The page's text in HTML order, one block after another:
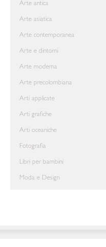
Arte antica
Arte asiatica
Arte contemporanea
Arte e dintorni
Arte moderna
Arte precolombiana
Arti applicate
Arti grafiche
Arti oceaniche
Fotografia
Libri per bambini
Moda e Design